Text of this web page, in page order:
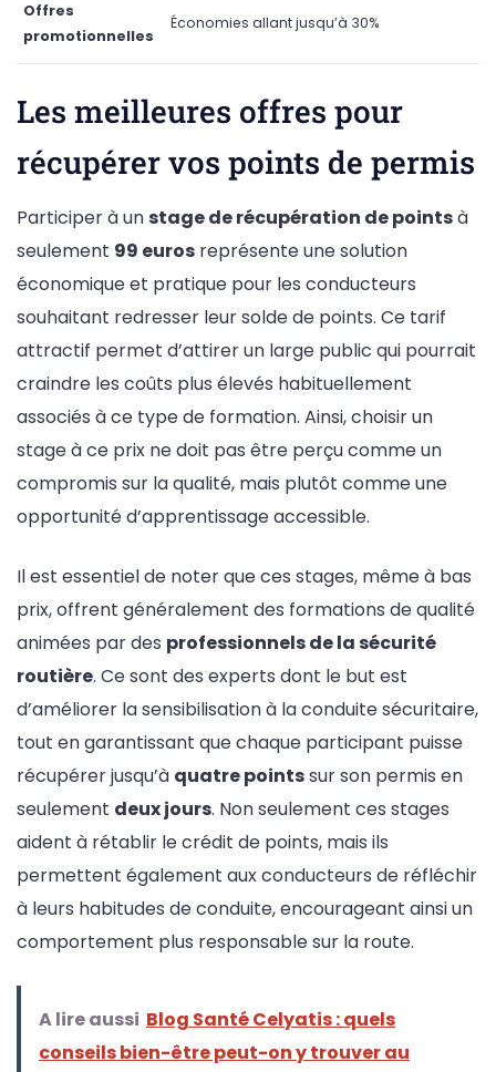
Offres
promotionnelles
Économies allant jusqu’à 30%
Les meilleures offres pour
récupérer vos points de permis
Participer à un stage de récupération de pointsà
seulement 99 euros représente une solution
économique et pratique pour les conducteurs
souhaitant redresser leur solde de points. Ce tarif
attractif permet d’attirer un large public qui pourrait
craindre les coûts plus élevés habituellement
associés à ce type de formation. Ainsi, choisir un
stage à ce prix ne doit pas être perçu comme un
compromis sur la qualité, mais plutôt comme une
opportunité d’apprentissage accessible.
Il est essentiel de noter que ces stages, même à bas
prix, offrent généralement des formations de qualité
animées par des professionnels de la sécurité
routière. Ce sont des experts dont le but est
d’améliorer la sensibilisation à la conduite sécuritaire,
tout en garantissant que chaque participant puisse
récupérer jusqu’à quatre pointssur son permis en
seulement deux jours. Non seulement ces stages
aident à rétablir le crédit de points, mais ils
permettent également aux conducteurs de réfléchir
à leurs habitudes de conduite, encourageant ainsi un
comportement plus responsable sur la route.
A lire aussi Blog Santé Celyatis : quels
conseils bien-être peut-on y trouver au